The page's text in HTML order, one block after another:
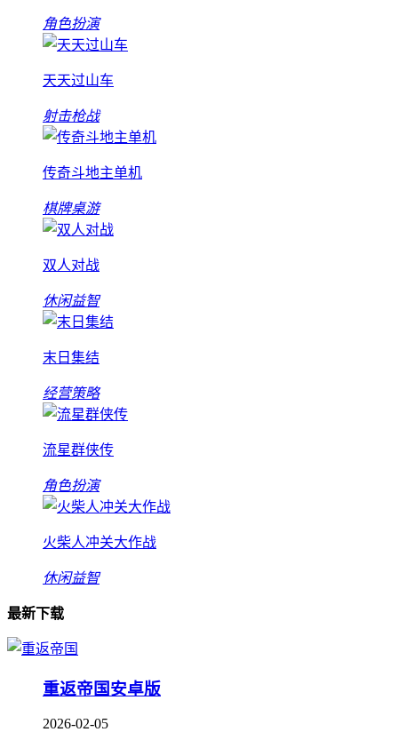
角色扮演
天天过山车
射击枪战
传奇斗地主单机
棋牌桌游
双人对战
休闲益智
末日集结
经营策略
流星群侠传
角色扮演
火柴人冲关大作战
休闲益智
最新下载
重返帝国安卓版
2026-02-05